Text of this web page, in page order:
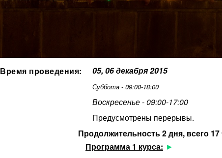
Время проведения: 05, 06 декабря 2015
Суббота - 09:00-18:00
Воскресенье - 09:00-17:00
Предусмотрены перерывы.
Продолжительность 2 дня, всего 17
Программа 1 курса: